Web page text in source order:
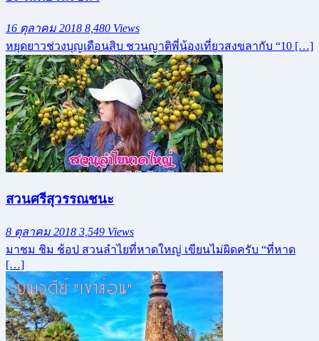
16 ตุลาคม 2018 8,480 Views
หยุดยาวช่วงบุญเดือนสิบ ชวนญาติพี่น้องเที่ยวสงขลากับ “10 […]
สวนศรีสุวรรณชนะ
8 ตุลาคม 2018 3,549 Views
มาชม ชิม ช้อป สวนลำไยที่หาดใหญ่ เขียนไม่ผิดครับ “ที่หาด
[…]